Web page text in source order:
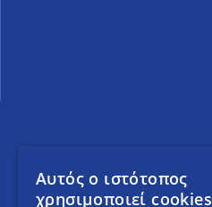
Αυτός ο ιστότοπος
χρησιμοποιεί cookies